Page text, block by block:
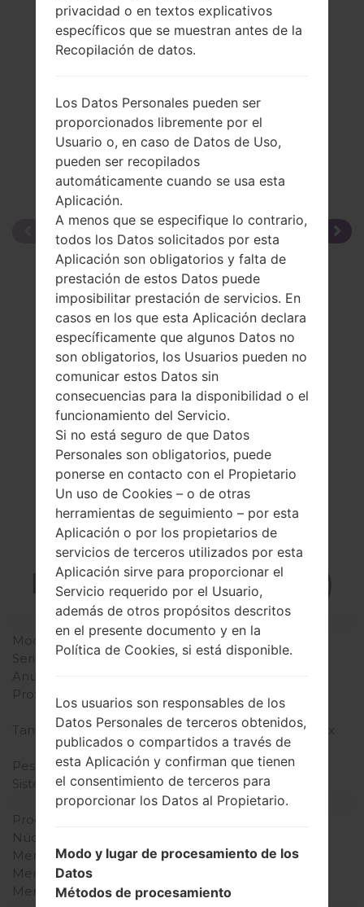
Comparar
La especificación
LGKP202i(LGKP202i)
Modelo y sus características
Modelo
LGKP202i
Serie
LG Others
Anunciado
Profundidad
19.8 milímetros (0.78
pulgadas)
Tamaño (dimensiones)
45 x 87 milímetros (1.77 x
3.43 pulgadas)
Peso
78 gramos (2.75 onzas)
Sistema de operación
No
Hardware
Procesador
Núcleos de UCP
Memoria RAM
-
Memoria interna
Memoria externa
-
privacidad o en textos explicativos
específicos que se muestran antes de la
Recopilación de datos.
Los Datos Personales pueden ser
proporcionados libremente por el
Usuario o, en caso de Datos de Uso,
pueden ser recopilados
automáticamente cuando se usa esta
Aplicación.
A menos que se especifique lo contrario,
todos los Datos solicitados por esta
Aplicación son obligatorios y falta de
prestación de estos Datos puede
imposibilitar prestación de servicios. En
casos en los que esta Aplicación declara
específicamente que algunos Datos no
son obligatorios, los Usuarios pueden no
comunicar estos Datos sin
consecuencias para la disponibilidad o el
funcionamiento del Servicio.
Si no está seguro de que Datos
Personales son obligatorios, puede
ponerse en contacto con el Propietario
Un uso de Cookies – o de otras
herramientas de seguimiento – por esta
Aplicación o por los propietarios de
servicios de terceros utilizados por esta
Aplicación sirve para proporcionar el
Servicio requerido por el Usuario,
además de otros propósitos descritos
en el presente documento y en la
Política de Cookies, si está disponible.
Los usuarios son responsables de los
Datos Personales de terceros obtenidos,
publicados o compartidos a través de
esta Aplicación y confirman que tienen
el consentimiento de terceros para
proporcionar los Datos al Propietario.
Modo y lugar de procesamiento de los
Datos
Métodos de procesamiento